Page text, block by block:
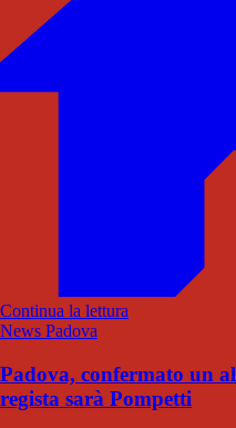
Continua la lettura
News Padova
Padova, confermato un
regista sarà Pompetti